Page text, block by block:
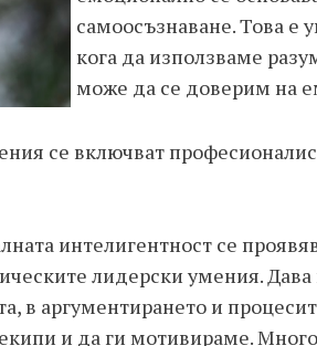
самоосъзнаване. Това е
кога да използваме
може да се доверим на
се включват
интелигентност се
лидерски умения. Дава
в аргументирането и
и да ги мотивираме.